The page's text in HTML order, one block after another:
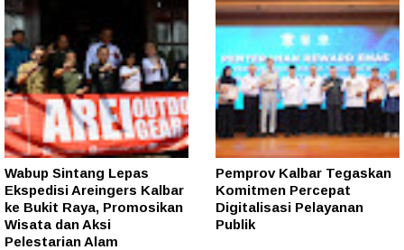
Wabup Sintang Lepas
Ekspedisi Areingers Kalbar
ke Bukit Raya, Promosikan
Wisata dan Aksi
Pelestarian Alam
Pemprov Kalbar Tegaskan
Komitmen Percepat
Digitalisasi Pelayanan
Publik